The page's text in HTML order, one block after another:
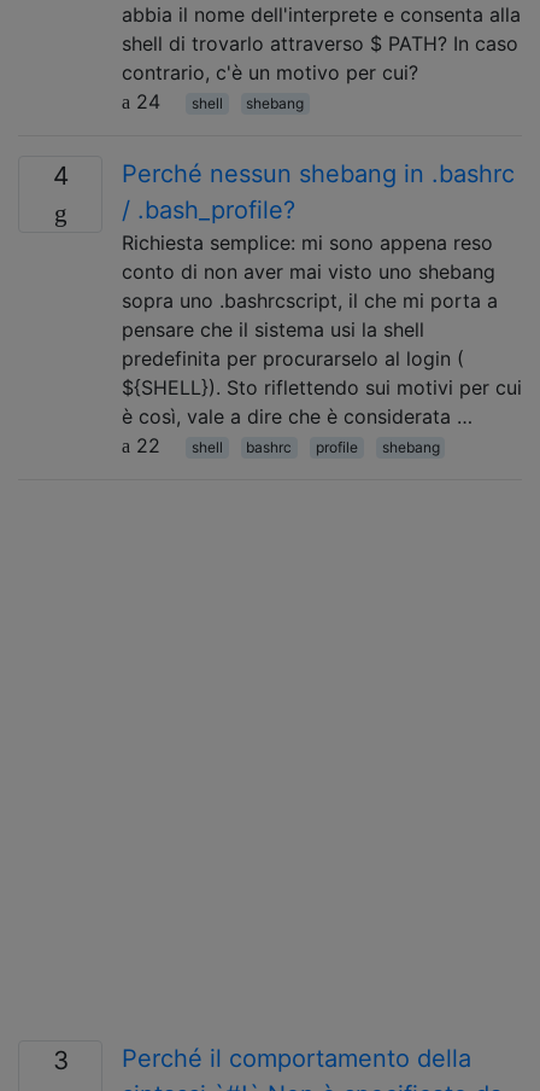
abbia il nome dell'interprete e consenta alla
shell di trovarlo attraverso $ PATH? In caso
contrario, c'è un motivo per cui?
24
shell shebang
4
Perché nessun shebang in .bashrc
/ .bash_profile?
Richiesta semplice: mi sono appena reso
conto di non aver mai visto uno shebang
sopra uno .bashrcscript, il che mi porta a
pensare che il sistema usi la shell
predefinita per procurarselo al login (
${SHELL}). Sto riflettendo sui motivi per cui
è così, vale a dire che è considerata …
22
shell bashrc profile shebang
3
Perché il comportamento della